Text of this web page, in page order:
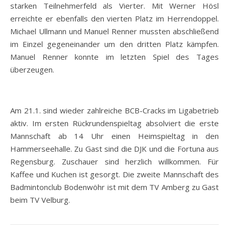
starken Teilnehmerfeld als Vierter. Mit Werner Hösl
erreichte er ebenfalls den vierten Platz im Herrendoppel.
Michael Ullmann und Manuel Renner mussten abschließend
im Einzel gegeneinander um den dritten Platz kämpfen.
Manuel Renner konnte im letzten Spiel des Tages
überzeugen.
Am 21.1. sind wieder zahlreiche BCB-Cracks im Ligabetrieb
aktiv. Im ersten Rückrundenspieltag absolviert die erste
Mannschaft ab 14 Uhr einen Heimspieltag in den
Hammerseehalle. Zu Gast sind die DJK und die Fortuna aus
Regensburg. Zuschauer sind herzlich willkommen. Für
Kaffee und Kuchen ist gesorgt. Die zweite Mannschaft des
Badmintonclub Bodenwöhr ist mit dem TV Amberg zu Gast
beim TV Velburg.